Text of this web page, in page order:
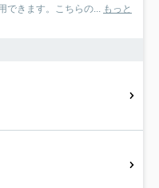
できます。こちらの... もっと